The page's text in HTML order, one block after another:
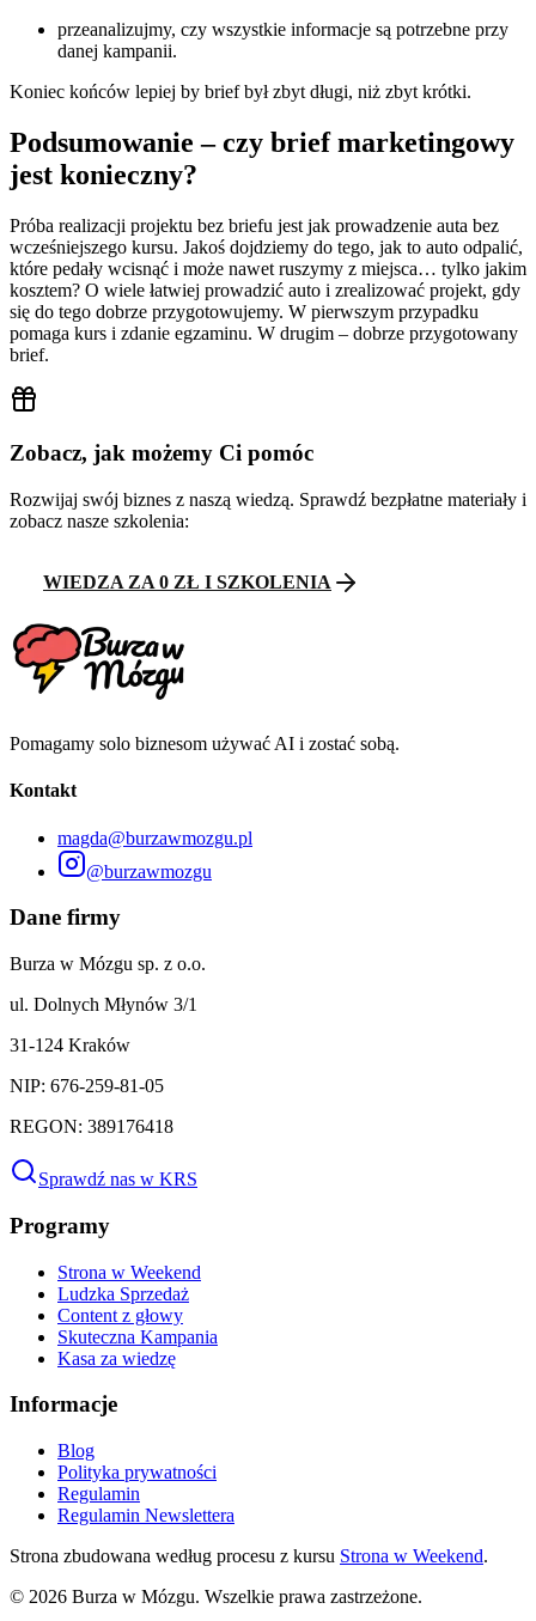
przeanalizujmy, czy wszystkie informacje są potrzebne przy
danej kampanii.
Koniec końców lepiej by brief był zbyt długi, niż zbyt krótki.
Podsumowanie – czy brief marketingowy
jest konieczny?
Próba realizacji projektu bez briefu jest jak prowadzenie auta bez
wcześniejszego kursu. Jakoś dojdziemy do tego, jak to auto odpalić,
które pedały wcisnąć i może nawet ruszymy z miejsca… tylko jakim
kosztem? O wiele łatwiej prowadzić auto i zrealizować projekt, gdy
się do tego dobrze przygotowujemy. W pierwszym przypadku
pomaga kurs i zdanie egzaminu. W drugim – dobrze przygotowany
brief.
Zobacz, jak możemy Ci pomóc
Rozwijaj swój biznes z naszą wiedzą. Sprawdź bezpłatne materiały i
zobacz nasze szkolenia:
WIEDZA ZA 0 ZŁ I SZKOLENIA
Pomagamy solo biznesom używać AI i zostać sobą.
Kontakt
magda@burzawmozgu.pl
@burzawmozgu
Dane firmy
Burza w Mózgu sp. z o.o.
ul. Dolnych Młynów 3/1
31-124 Kraków
NIP: 676-259-81-05
REGON: 389176418
Sprawdź nas w KRS
Programy
Strona w Weekend
Ludzka Sprzedaż
Content z głowy
Skuteczna Kampania
Kasa za wiedzę
Informacje
Blog
Polityka prywatności
Regulamin
Regulamin Newslettera
Strona zbudowana według procesu z kursu Strona w Weekend.
© 2026 Burza w Mózgu. Wszelkie prawa zastrzeżone.